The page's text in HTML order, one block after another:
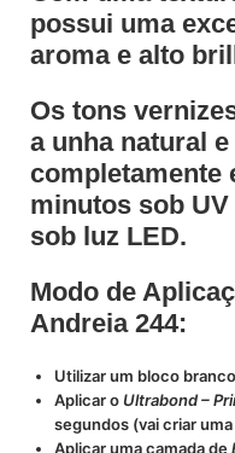
possui uma
aroma e alto
Os tons
a unha natural
completamente
minutos sob
sob luz LED.
Modo de
Andreia 244:
Utilizar um bloco
Aplicar o Ultrabond –
segundos (vai criar
Aplicar uma camada de